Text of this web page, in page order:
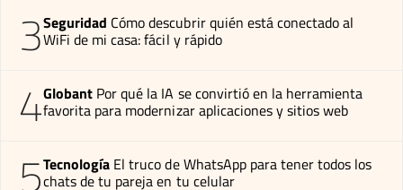
3Seguridad Cómo descubrir quién está conectado al
WiFi de mi casa: fácil y rápido
4Globant Por qué la IA se convirtió en la herramienta
favorita para modernizar aplicaciones y sitios web
5Tecnología El truco de WhatsApp para tener todos los
chats de tu pareja en tu celular